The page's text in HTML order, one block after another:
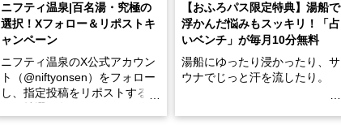
ニフティ温泉|百名湯・究極の
選択！Xフォロー＆リポストキ
ャンペーン
ニフティ温泉のX公式アカウン
ト（@niftyonsen）をフォロー
し、指定投稿をリポストする
【おふろパス限定特典】湯船で
浮かんだ悩みもスッキリ！「占
いベンチ」が毎月10分無料
湯船にゆったり浸かったり、サ
ウナでじっと汗を流したり。